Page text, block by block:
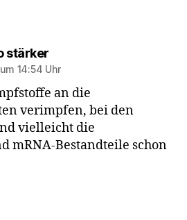
stärkersagt:
14:54 Uhr
an die
verimpfen, bei den
vielleicht die
mRNA-Bestandteile schon